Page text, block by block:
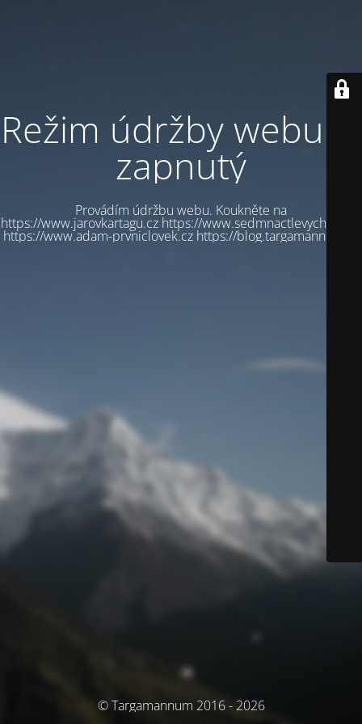
Režim údržby webu je
zapnutý
Provádím údržbu webu. Koukněte na
https://www.jarovkartagu.cz https://www.sedmnactlevychbot.cz
https://www.adam-prvniclovek.cz https://blog.targamannum.cz
© Targamannum 2016 - 2026